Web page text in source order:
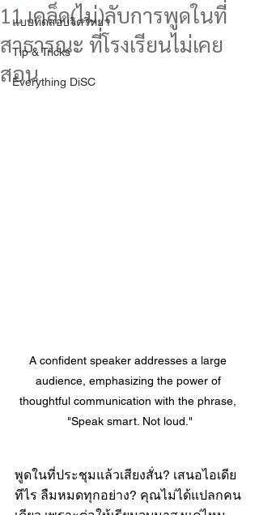
แบบทดสอบจิตวิทยา
Tip & Tricks
Everything DiSC
11 เคล็ด(ไม่)ลับการพูดในที่
สาธารณะ ที่โรงเรียนไม่เคย
สอน
A confident speaker addresses a large
audience, emphasizing the power of
thoughtful communication with the phrase,
"Speak smart. Not loud."
พูดในที่ประชุมแล้วเสียงสั่น? เสนอไอเดีย
ทีไร ลืมหมดทุกอย่าง? คุณไม่ได้แปลกคน